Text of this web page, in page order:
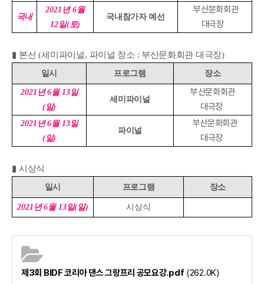
국내
2021 년 6월
12일(토)
국내참가자 예선
부산문화회관
대극장
▮ 본선(세미파이널, 파이널 장소 : 부산문화회관 대극장)
일시 프로그램 장소
2021 년6월 13일
(일)
세미파이널
부산문화회관
대극장
2021 년6월 13일
(일)
파이널
부산문화회관
대극장
▮ 시상식
일시 프로그램 장소
2021 년6월 13일(일) 시상식
제3회 BIDF 코리아 댄스 그랑프리 공모요강.pdf (262.0K)